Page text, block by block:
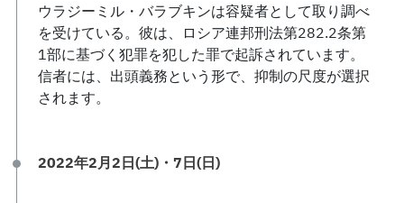
ウラジーミル・バラブキンは容疑者として取り調べ
を受けている。彼は、ロシア連邦刑法第282.2条第
1部に基づく犯罪を犯した罪で起訴されています。
信者には、出頭義務という形で、抑制の尺度が選択
されます。
2022年2月2日(土)・7日(日)